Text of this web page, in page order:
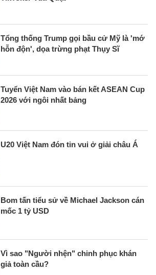
Tổng thống Trump gọi bầu cử Mỹ là 'mớ
hỗn độn', dọa trừng phạt Thụy Sĩ
Tuyển Việt Nam vào bán kết ASEAN Cup
2026 với ngôi nhất bảng
U20 Việt Nam đón tin vui ở giải châu Á
Bom tấn tiểu sử về Michael Jackson cán
mốc 1 tỷ USD
Vì sao "Người nhện" chinh phục khán
giả toàn cầu?